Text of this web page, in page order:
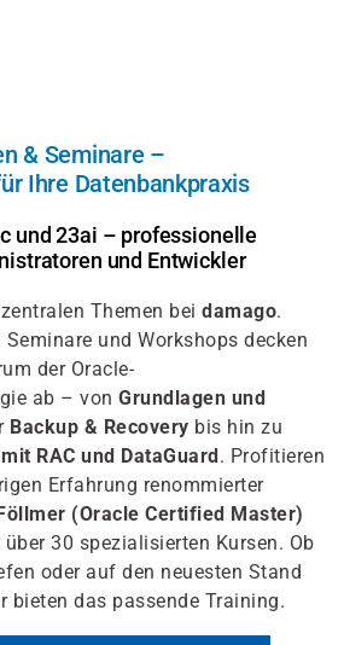
& Seminare –
Ihre Datenbankpraxis
und 23ai – professionelle
und Entwickler
Themen bei damago.
und Workshops decken
der Oracle-
ab – von Grundlagen und
Backup & Recovery bis hin zu
RAC und DataGuard. Profitieren
Erfahrung renommierter
(Oracle Certified Master)
30 spezialisierten Kursen. Ob
oder auf den neuesten Stand
bieten das passende Training.